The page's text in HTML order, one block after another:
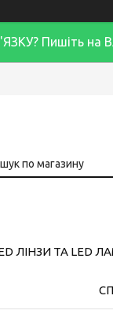
Пишіть на
ЛІНЗИ ТА LED